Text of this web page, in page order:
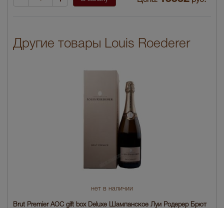
Другие товары Louis Roederer
нет в наличии
Brut Premier AOC gift box Deluxe Шампанское Луи Родерер Брют